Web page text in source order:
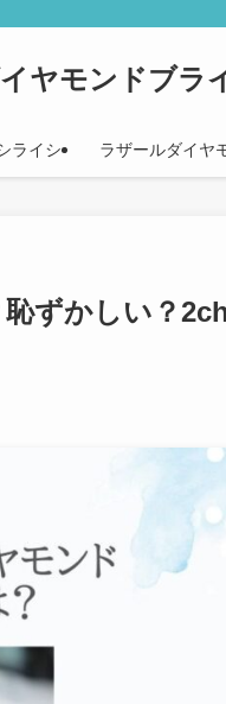
ヤモンドブラ
ライシ ラザールダイヤ
ずかしい？